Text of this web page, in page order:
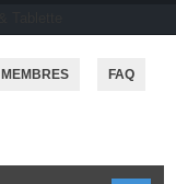
MEMBRES FAQ